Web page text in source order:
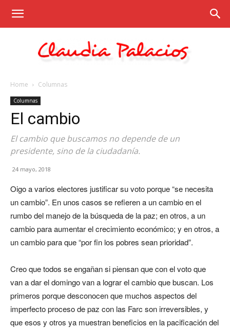
Home Columnas
Columnas
El cambio
El cambio que buscamos no depende de un
presidente, sino de la ciudadanía.
24 mayo, 2018
Oigo a varios electores justificar su voto porque “se necesita
un cambio”. En unos casos se refieren a un cambio en el
rumbo del manejo de la búsqueda de la paz; en otros, a un
cambio para aumentar el crecimiento económico; y en otros, a
un cambio para que “por fin los pobres sean prioridad”.
Creo que todos se engañan si piensan que con el voto que
van a dar el domingo van a lograr el cambio que buscan. Los
primeros porque desconocen que muchos aspectos del
imperfecto proceso de paz con las Farc son irreversibles, y
que esos y otros ya muestran beneficios en la pacificación del